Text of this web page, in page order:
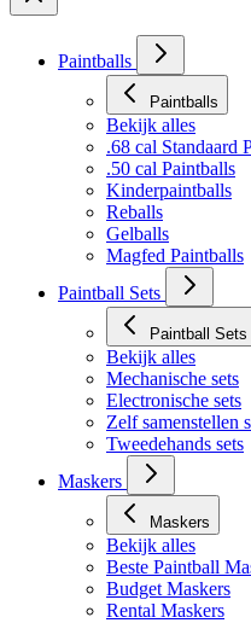
Paintballs
Paintballs
Bekijk alles
.68 cal Standaard
.50 cal Paintballs
Kinderpaintballs
Reballs
Gelballs
Magfed Paintballs
Paintball Sets
Paintball Sets
Bekijk alles
Mechanische sets
Electronische sets
Zelf samenstellen
Tweedehands sets
Maskers
Maskers
Bekijk alles
Beste Paintball
Budget Maskers
Rental Maskers